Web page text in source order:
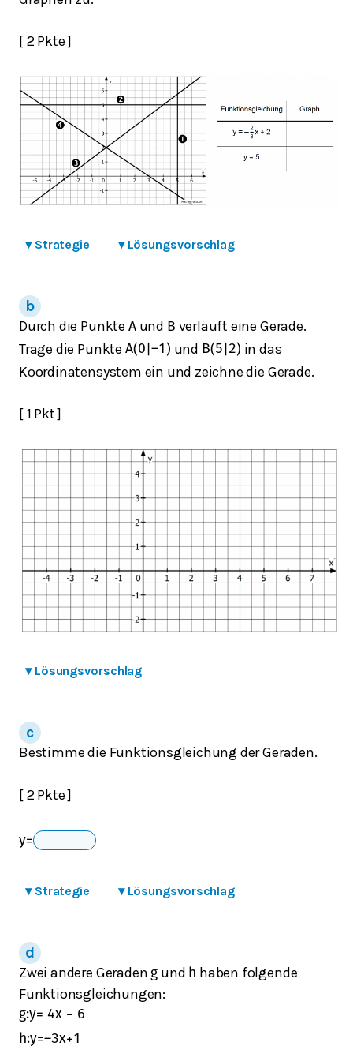
[ 2 Pkte ]
▾ Strategie ▾ Lösungsvorschlag
Durch die Punkte Aund B verläuft eine Gerade.
Trage die Punkte A(0 –1 ) und B(5 2) in das
Koordinatensystem ein und zeichne die Gerade.
[ 1 Pkt ]
▾ Lösungsvorschlag
Bestimme die Funktionsgleichung der Geraden.
[ 2 Pkte ]
y=
▾ Strategie ▾ Lösungsvorschlag
Zwei andere Geraden g und h haben folgende
Funktionsgleichungen:
g:y= 4x − 6
h:y=–3x+1